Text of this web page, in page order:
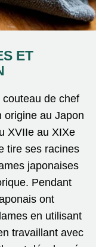
ET
de chef
origine au Japon
XVIIe au XIXe
tire ses racines
japonaises
Pendant
ont
en utilisant
travaillant avec